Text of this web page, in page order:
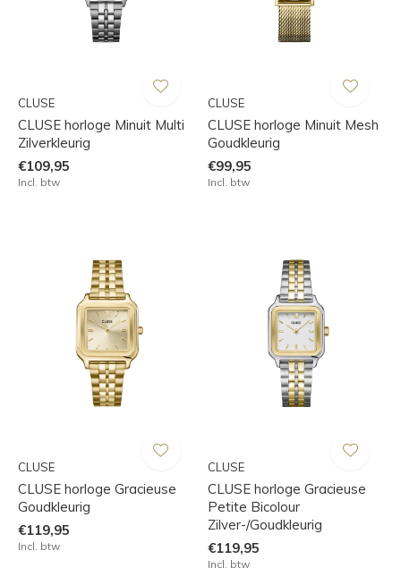
CLUSE
CLUSE horloge Minuit Multi
Zilverkleurig
€109,95
Incl. btw
CLUSE
CLUSE horloge Minuit Mesh
Goudkleurig
€99,95
Incl. btw
CLUSE
CLUSE horloge Gracieuse
Goudkleurig
€119,95
Incl. btw
CLUSE
CLUSE horloge Gracieuse
Petite Bicolour
Zilver-/Goudkleurig
€119,95
Incl. btw